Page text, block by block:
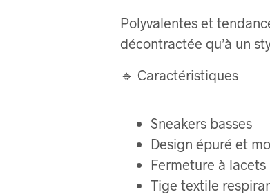
Polyvalentes et
décontractée qu’à un
🔹 Caractéristiques
Sneakers basses
Design épuré et
Fermeture à lacets
Tige textile